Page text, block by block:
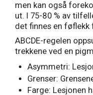
men kan også
ut. I 75-80 % av
det finnes en føflekk
ABCDE-regelen
trekkene ved en
Asymmetri:
Grenser:
Farge: Lesjonen